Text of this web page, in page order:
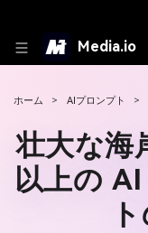
Media.io
ホーム > AIプロンプト >
壮大な海
以上の